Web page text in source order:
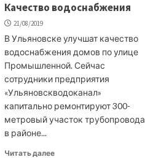
Качество водоснабжения
21/08/2019
В Ульяновске улучшат качество
водоснабжения домов по улице
Промышленной. Сейчас
сотрудники предприятия
«Ульяновскводоканал»
капитально ремонтируют 300-
метровый участок трубопровода
в районе...
Читать далее